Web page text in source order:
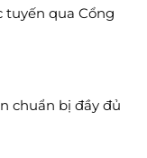
tuyến qua Cổng
chuẩn bị đầy đủ